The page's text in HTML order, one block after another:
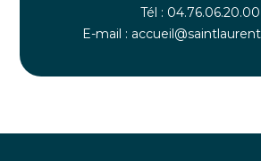
Tél : 04.76.06.20.00
E-mail :